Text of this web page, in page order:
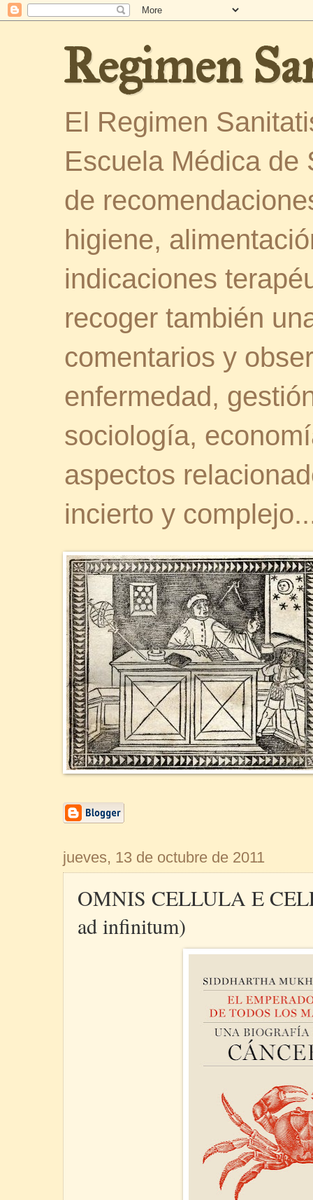
Regimen
El Regimen
Escuela Médica de
de
higiene,
indicaciones
recoger también
comentarios y
enfermedad,
sociología,
aspectos
incierto y
jueves, 13 de octubre de 2011
OMNIS CELLULA E
ad infinitum)